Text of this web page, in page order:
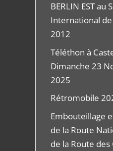
BERLIN EST au
International
2012
Téléthon à
Dimanche 23
2025
Rétromobile
Embouteillage
de la Route
de la Route des